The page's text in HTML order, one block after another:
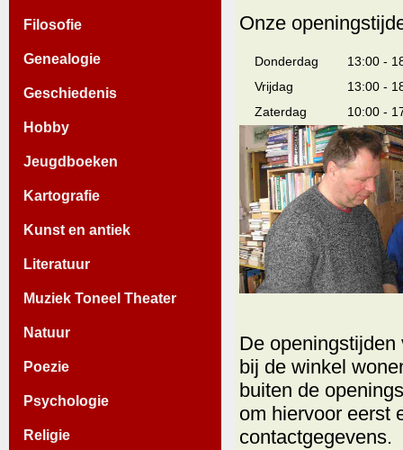
Filosofie
Genealogie
Geschiedenis
Hobby
Jeugdboeken
Kartografie
Kunst en antiek
Literatuur
Muziek Toneel Theater
Natuur
Poezie
Psychologie
Religie
Onze
Donderdag
13:00 -
Vrijdag
13:00 -
Zaterdag
10:00 -
De
bij de winkel
buiten de
om hiervoor eerst
contactgegevens.